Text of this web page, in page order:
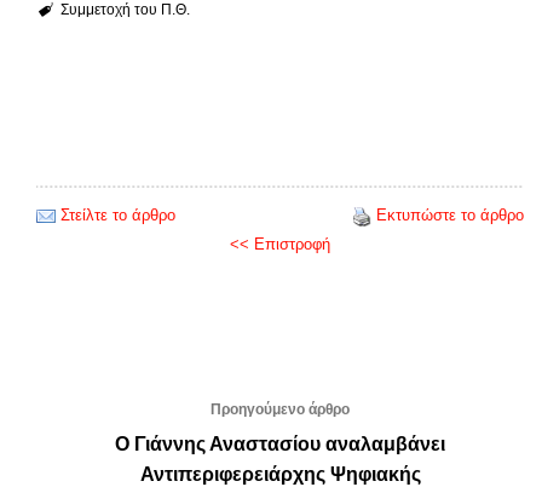
Συμμετοχή του Π.Θ.
Στείλτε το άρθρο
Εκτυπώστε το άρθρο
<< Επιστροφή
Προηγούμενο άρθρο
Ο Γιάννης Αναστασίου αναλαμβάνει
Αντιπεριφερειάρχης Ψηφιακής